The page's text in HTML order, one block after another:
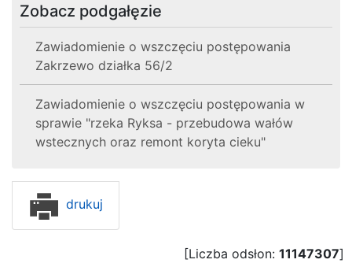
Zobacz podgałęzie
Zawiadomienie o wszczęciu postępowania
Zakrzewo działka 56/2
Zawiadomienie o wszczęciu postępowania w
sprawie "rzeka Ryksa - przebudowa wałów
wstecznych oraz remont koryta cieku"
drukuj
[Liczba odsłon: 11147307]